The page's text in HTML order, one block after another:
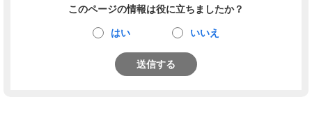
このページの情報は役に立ちましたか？
はい いいえ
送信する